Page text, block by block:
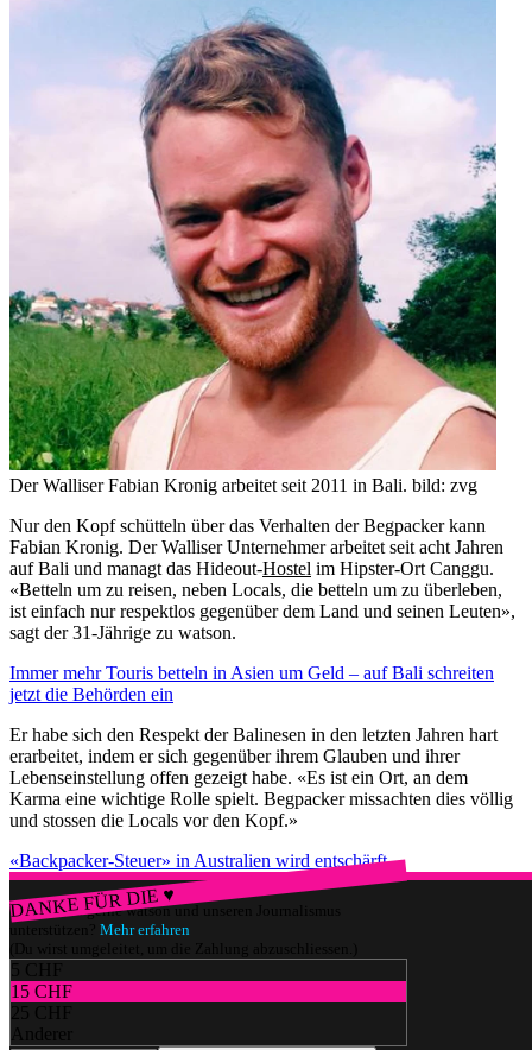
Der Walliser Fabian Kronig arbeitet seit 2011 in Bali. bild: zvg
Nur den Kopf schütteln über das Verhalten der Begpacker kann
Fabian Kronig. Der Walliser Unternehmer arbeitet seit acht Jahren
auf Bali und managt das Hideout-Hostel im Hipster-Ort Canggu.
«Betteln um zu reisen, neben Locals, die betteln um zu überleben,
ist einfach nur respektlos gegenüber dem Land und seinen Leuten»,
sagt der 31-Jährige zu watson.
Immer mehr Touris betteln in Asien um Geld – auf Bali schreiten
jetzt die Behörden ein
Er habe sich den Respekt der Balinesen in den letzten Jahren hart
erarbeitet, indem er sich gegenüber ihrem Glauben und ihrer
Lebenseinstellung offen gezeigt habe. «Es ist ein Ort, an dem
Karma eine wichtige Rolle spielt. Begpacker missachten dies völlig
und stossen die Locals vor den Kopf.»
«Backpacker-Steuer» in Australien wird entschärft
DANKE FÜR DIE ♥
Würdest du gerne watson und unseren Journalismus
unterstützen? Mehr erfahren
(Du wirst umgeleitet, um die Zahlung abzuschliessen.)
5 CHF
15 CHF
25 CHF
Anderer